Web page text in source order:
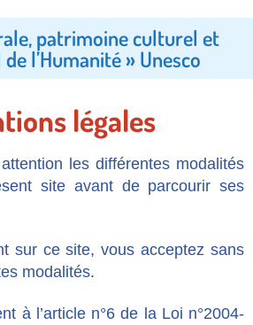
patrimoine culturel et
l’Humanité » Unesco
légales
les différentes modalités
site avant de parcourir ses
sur ce site, vous acceptez sans
modalités.
à l’article n°6 de la Loi n°2004-